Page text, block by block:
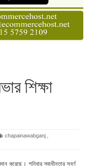
শিক্ষা
chapainawabganj
করেছে। শনিবার স্বাধীনতার সুবর্ণ